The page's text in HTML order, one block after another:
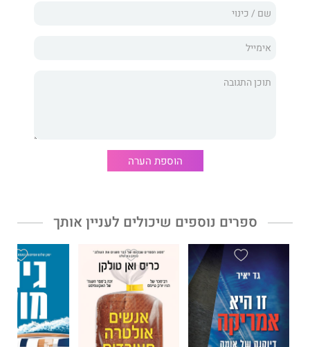
"ספר יוצא מגדר הרגיל, המספר לנו משהו מרתק על
הוספת הערה
ספרים נוספים שיכולים לעניין אותך